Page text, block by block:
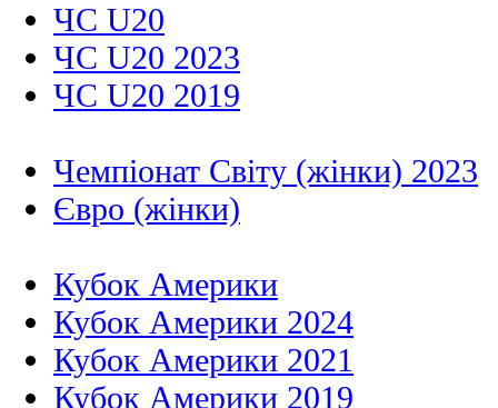
ЧС U20
ЧС U20 2023
ЧС U20 2019
Чемпіонат Світу (жінки) 2023
Євро (жінки)
Кубок Америки
Кубок Америки 2024
Кубок Америки 2021
Кубок Америки 2019